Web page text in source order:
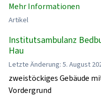
Mehr Informationen
Artikel
Institutsambulanz
Hau
Letzte Änderung: 5. August
zweistöckiges Gebäude
Vordergrund